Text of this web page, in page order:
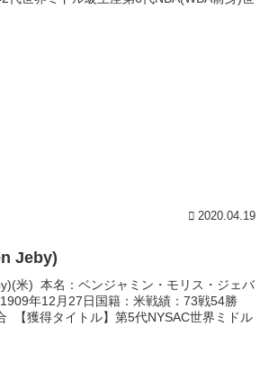
2020.04.19
Jeby)
米) 本名：ベンジャミン・モリス・ジェバ
年12月27日国籍：米戦績：73戦54勝
【獲得タイトル】第5代NYSAC世界ミドル